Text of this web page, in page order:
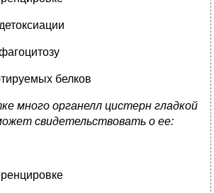
белков
много органелл цистерн гладкой
свидетельствовать о ее: